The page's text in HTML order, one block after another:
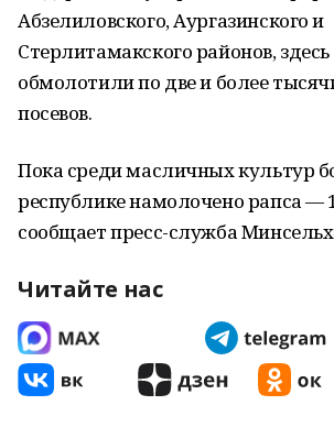
Абзелиловского, Аургазинского и
Стерлитамакского районов,
обмолотили по две и более
посевов.
Пока среди масличных культур
республике намолочено рапса —
сообщает пресс-служба
Читайте нас